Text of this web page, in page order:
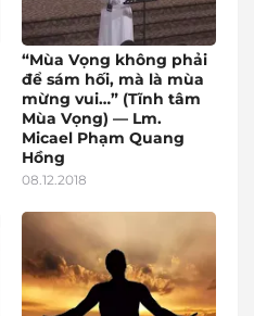
“Mùa Vọng không phải
để sám hối, mà là mùa
mừng vui…” (Tĩnh tâm
Mùa Vọng) — Lm.
Micael Phạm Quang
Hồng
08.12.2018